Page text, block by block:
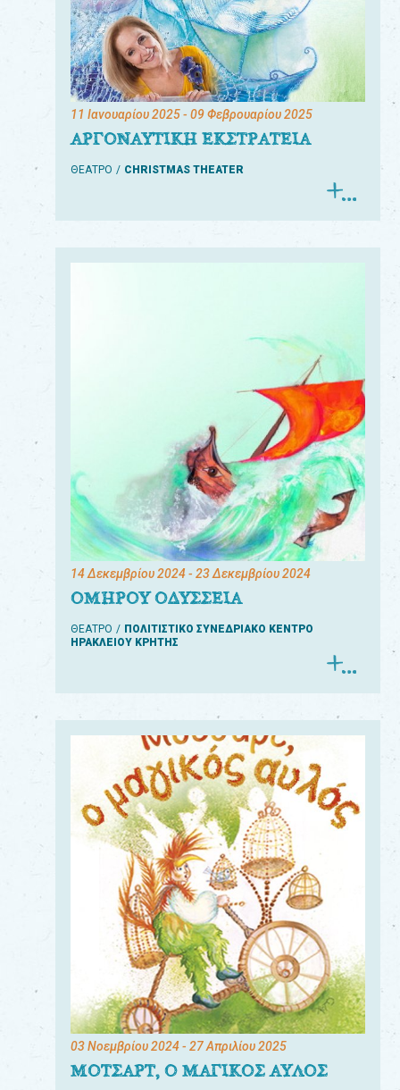
11 Ιανουαρίου 2025- 09 Φεβρουαρίου 2025
ΑΡΓΟΝΑΥΤΙΚΗ ΕΚΣΤΡΑΤΕΙΑ
ΘΕΑΤΡΟ CHRISTMAS THEATER
14 Δεκεμβρίου 2024- 23 Δεκεμβρίου 2024
ΟΜΗΡΟΥ ΟΔΥΣΣΕΙΑ
ΘΕΑΤΡΟ
ΠΟΛΙΤΙΣΤΙΚΟ ΣΥΝΕΔΡΙΑΚΟ ΚΕΝΤΡΟ
ΗΡΑΚΛΕΙΟΥ ΚΡΗΤΗΣ
03 Νοεμβρίου 2024- 27 Απριλίου 2025
ΜΟΤΣΑΡΤ, Ο ΜΑΓΙΚΟΣ ΑΥΛΟΣ